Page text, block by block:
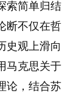
索简单归结
断不仅在哲
史观上滑向
马克思关于
论，结合苏